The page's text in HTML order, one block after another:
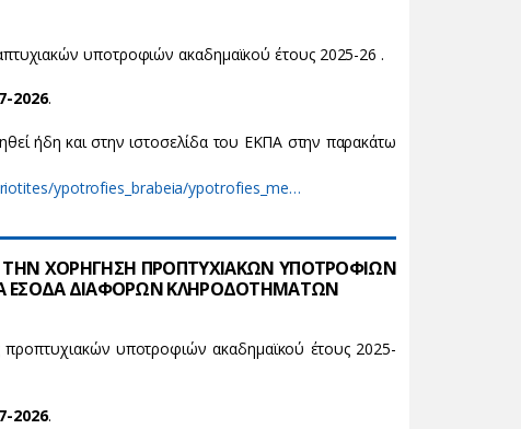
υποτροφιών ακαδημαϊκού έτους 2025-26 .
2026.
ήδη και στην ιστοσελίδα του ΕΚΠΑ στην παρακάτω
ypotrofies_brabeia/ypotrofies_me…
ΧΟΡΗΓΗΣΗ ΠΡΟΠΤΥΧΙΑΚΩΝ ΥΠΟΤΡΟΦΙΩΝ
ΕΣΟΔΑ ΔΙΑΦΟΡΩΝ ΚΛΗΡΟΔΟΤΗΜΑΤΩΝ
υποτροφιών ακαδημαϊκού έτους 2025-
2026.